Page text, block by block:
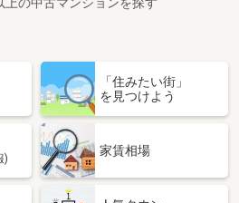
の中古マンションを探す
「住みたい街」
を見つけよう
)
家賃相場